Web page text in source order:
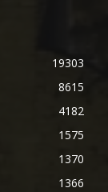
19303
8615
4182
1575
1370
1366